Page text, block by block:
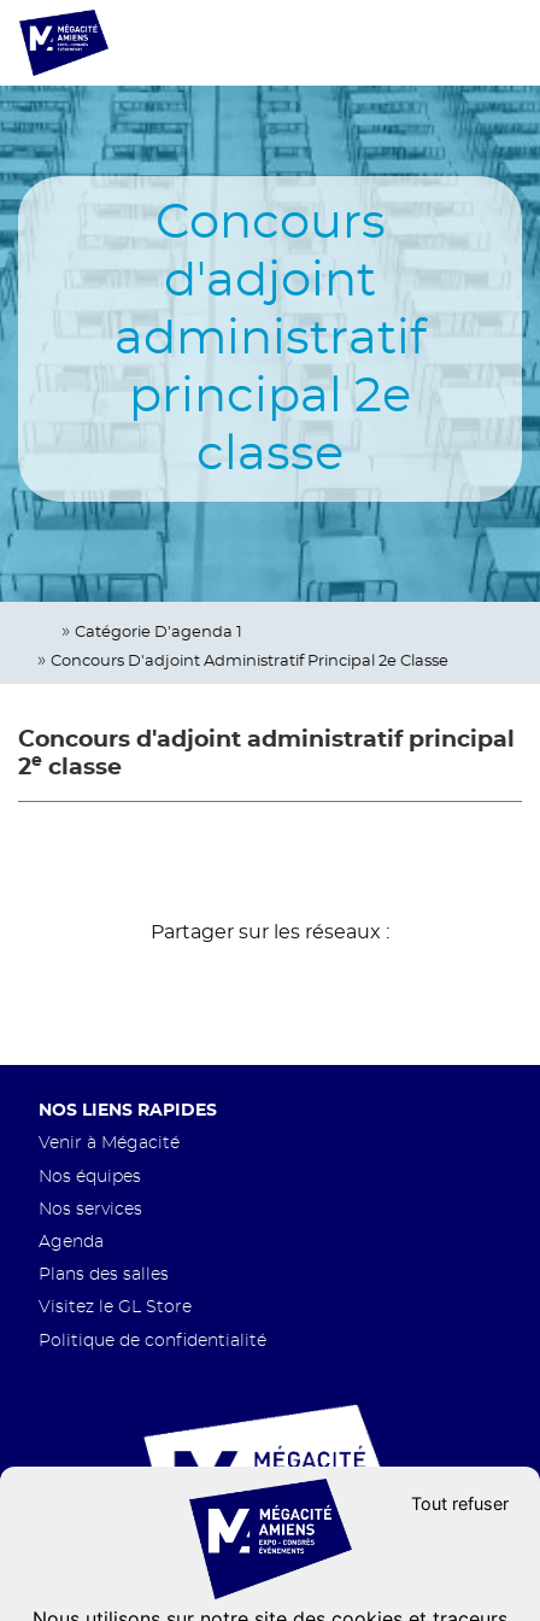
Aller
contenu
principal
Navigation
principale
Concours
d'adjoint
administratif
principal 2e
classe
Catégorie D'agenda 1
Concours D'adjoint Administratif Principal 2e Classe
Concours d'adjoint administratif principal
2e classe
Partager sur les réseaux :
Pied
page
NOS LIENS RAPIDES
Venir à Mégacité
Nos équipes
Nos services
Agenda
Plans des salles
Visitez le GL Store
Politique de confidentialité
Panneau de gestion des cookies
Tout refuser